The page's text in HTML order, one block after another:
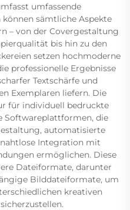
umfassende
sämtliche Aspekte
– von der Covergestaltung
bis hin zu den
setzen hochmoderne
professionelle Ergebnisse
Textschärfe und
Exemplaren liefern. Die
für individuell bedruckte
Softwareplattformen, die
automatisierte
Integration mit
ermöglichen. Diese
Dateiformate, darunter
Bilddateiformate, um
kreativen